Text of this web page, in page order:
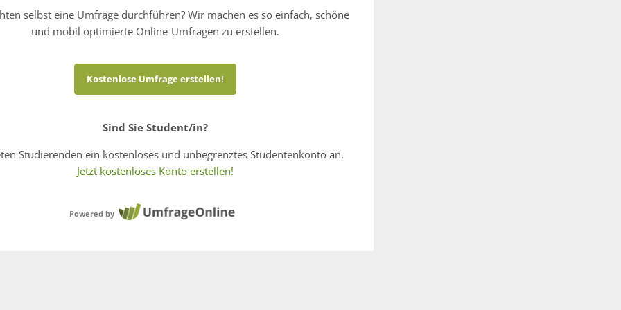
selbst eine Umfrage durchführen? Wir machen es so einfach, schöne
und mobil optimierte Online-Umfragen zu erstellen.
Kostenlose Umfrage erstellen!
Sind Sie Student/in?
Studierenden ein kostenloses und unbegrenztes Studentenkonto an.
Jetzt kostenloses Konto erstellen!
Powered by